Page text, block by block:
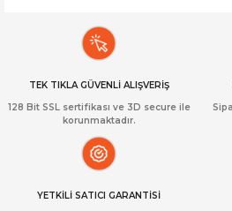
TEK TIKLA GÜVENLİ ALIŞVERİŞ
128 Bit SSL sertifikası ve 3D secure ile
korunmaktadır.
YETKİLİ SATICI GARANTİSİ